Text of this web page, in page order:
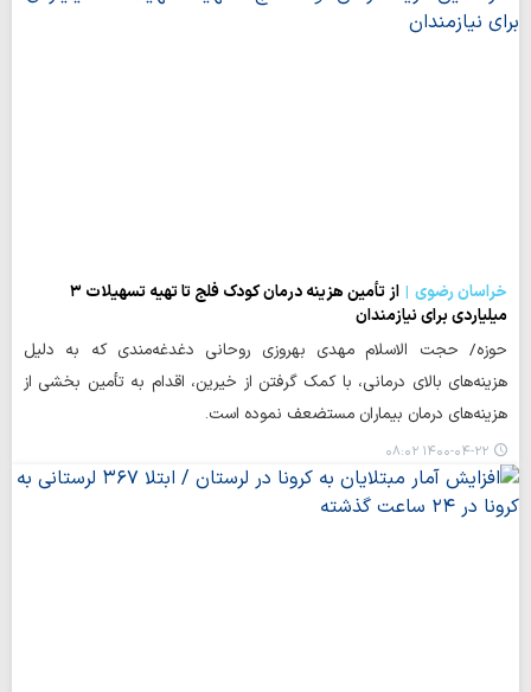
خراسان رضوی
از تأمین هزینه درمان کودک فلج تا تهیه تسهیلات ۳
میلیاردی برای نیازمندان
حوزه/ حجت الاسلام مهدی بهروزی روحانی دغدغه‌مندی که به دلیل
هزینه‌های بالای درمانی، با کمک گرفتن از خیرین، اقدام به تأمین بخشی از
هزینه‌های درمان بیماران مستضعف نموده است.
۱۴۰۰-۰۴-۲۲ ۰۸:۰۲